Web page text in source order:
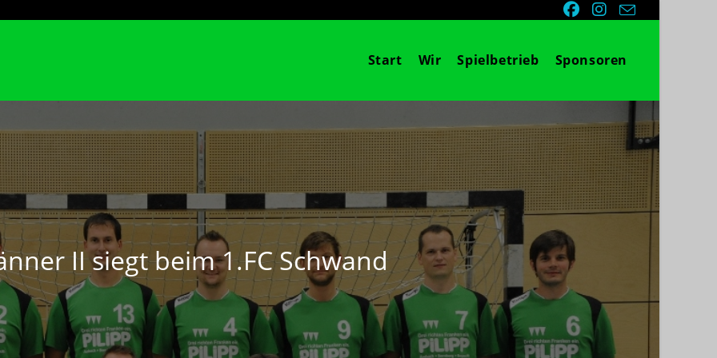
Start Wir Spielbetrieb Sponsoren
II siegt beim 1.FC Schwand